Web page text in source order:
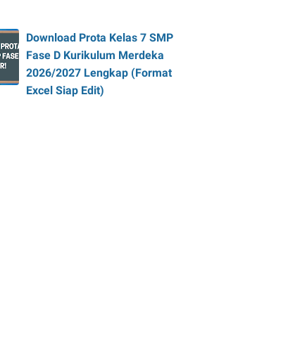
Download Prota Kelas 7 SMP
Fase D Kurikulum Merdeka
2026/2027 Lengkap (Format
Excel Siap Edit)